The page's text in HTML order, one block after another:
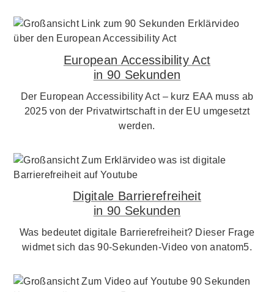
European Accessibility Act
in 90 Sekunden
Der European Accessibility Act – kurz EAA muss ab
2025 von der Privatwirtschaft in der EU umgesetzt
werden.
Digitale Barrierefreiheit
in 90 Sekunden
Was bedeutet digitale Barrierefreiheit? Dieser Frage
widmet sich das 90-Sekunden-Video von anatom5.